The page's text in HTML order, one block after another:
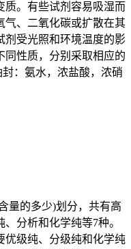
质。有些试剂容易吸湿而
气、二氧化碳或扩散在其
剂受光照和环境温度的影
同性质，分别采取相应的
：氨水，浓盐酸，浓硝
量的多少)划分，共有高
分析和化学纯等7种。
优级纯、分级纯和化学纯